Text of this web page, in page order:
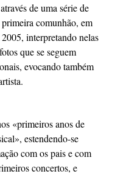
de uma série de
comunhão, em
interpretando nelas
que se seguem
evocando também
«primeiros anos de
estendendo-se
com os pais e com
concertos, e